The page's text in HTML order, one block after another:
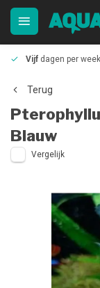
Vijf dagen per
Terug
Blauw
Vergelijk